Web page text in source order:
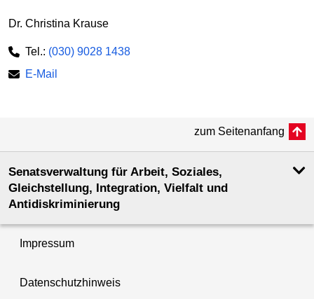
Dr. Christina Krause
Tel.: (030) 9028 1438
E-Mail
zum Seitenanfang
Senatsverwaltung für Arbeit, Soziales,
Gleichstellung, Integration, Vielfalt und
Antidiskriminierung
Impressum
Datenschutzhinweis